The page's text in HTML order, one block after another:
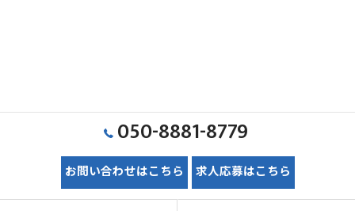
050-8881-8779
お問い合わせはこちら 求人応募はこちら